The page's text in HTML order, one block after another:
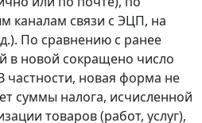
каналам связи с ЭЦП, на
По сравнению с ранее
в новой сокращено число
частности, новая форма не
суммы налога, исчисленной
товаров (работ, услуг),